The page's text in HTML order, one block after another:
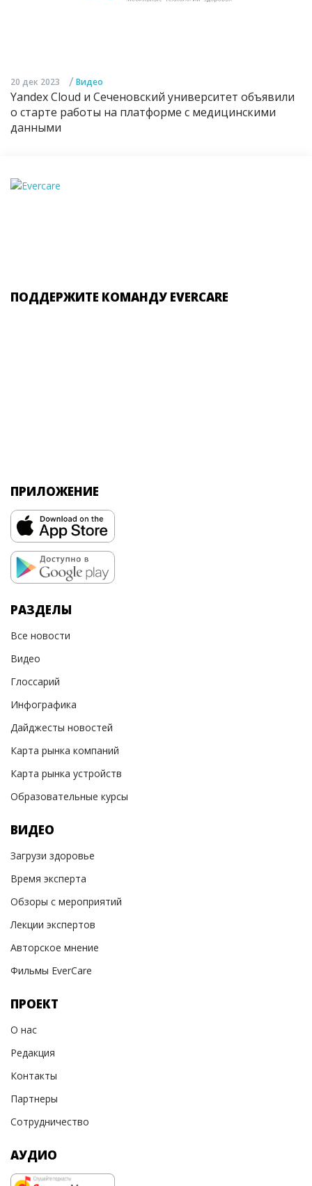
20 дек 2023 / Видео
Yandex Cloud и Сеченовский университет объявили
о старте работы на платформе с медицинскими
данными
ПОДДЕРЖИТЕ КОМАНДУ EVERCARE
ПРИЛОЖЕНИЕ
РАЗДЕЛЫ
Все новости
Видео
Глоссарий
Инфографика
Дайджесты новостей
Карта рынка компаний
Карта рынка устройств
Образовательные курсы
ВИДЕО
Загрузи здоровье
Время эксперта
Обзоры с мероприятий
Лекции экспертов
Авторское мнение
Фильмы EverCare
ПРОЕКТ
О нас
Редакция
Контакты
Партнеры
Сотрудничество
АУДИО